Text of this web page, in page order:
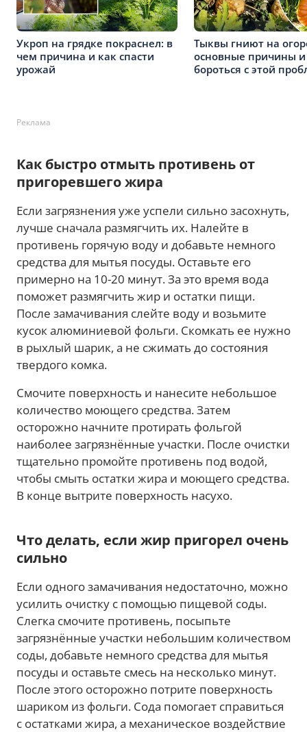
Укроп на грядке покраснел: в
чем причина и как спасти
урожай
Тыквы гниют на
основные причины и
бороться с этой
Реклама
Как быстро отмыть противень от
пригоревшего жира
Если загрязнения уже успели сильно засохнуть,
лучше сначала размягчить их. Налейте в
противень горячую воду и добавьте немного
средства для мытья посуды. Оставьте его
примерно на 10-20 минут. За это время вода
поможет размягчить жир и остатки пищи.
После замачивания слейте воду и возьмите
кусок алюминиевой фольги. Скомкать ее нужно
в рыхлый шарик, а не сжимать до состояния
твердого комка.
Смочите поверхность и нанесите небольшое
количество моющего средства. Затем
осторожно начните протирать фольгой
наиболее загрязнённые участки. После очистки
тщательно промойте противень под водой,
чтобы смыть остатки жира и моющего средства.
В конце вытрите поверхность насухо.
Что делать, если жир пригорел очень
сильно
Если одного замачивания недостаточно, можно
усилить очистку с помощью пищевой соды.
Слегка смочите противень, посыпьте
загрязнённые участки небольшим количеством
соды, добавьте немного средства для мытья
посуды и оставьте смесь на несколько минут.
После этого осторожно потрите поверхность
шариком из фольги. Сода помогает справиться
с остатками жира, а механическое воздействие